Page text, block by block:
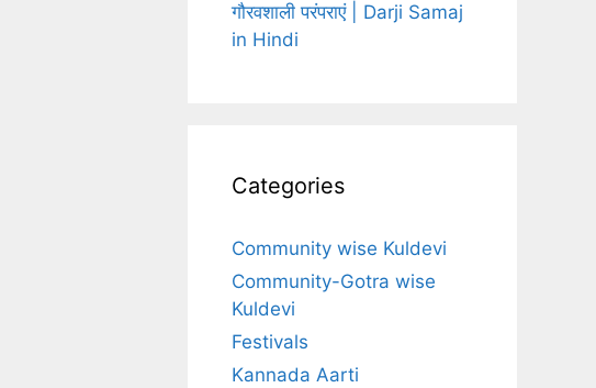
गौरवशाली परंपराएं | Darji Samaj
in Hindi
Categories
Community wise Kuldevi
Community-Gotra wise
Kuldevi
Festivals
Kannada Aarti